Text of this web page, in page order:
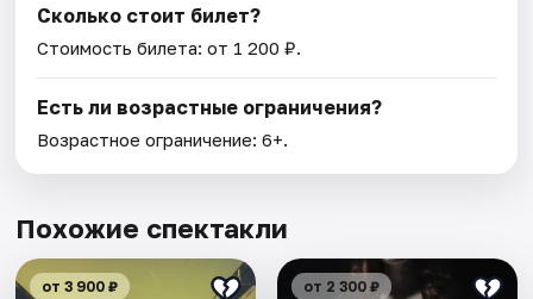
Сколько стоит билет?
Стоимость билета: от 1 200 ₽.
Есть ли возрастные ограничения?
Возрастное ограничение: 6+.
Похожие спектакли
от 3 900 ₽ от 2 300 ₽